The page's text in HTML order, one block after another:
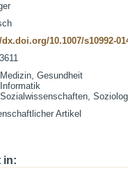
10.1007/s10992-
Gesundheit
Artikel
in: